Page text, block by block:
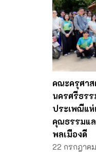
คณะครุศา
นครศรีธร
ประเพณีแ
คุณธรรมแ
พลเมืองดี
22 กรกฎาค